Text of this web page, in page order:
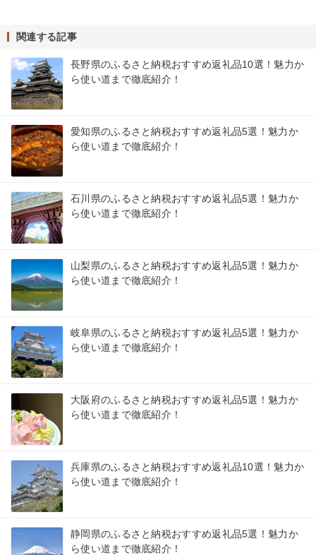
関連する記事
長野県のふるさと納税おすすめ返礼品10選！魅力か
ら使い道まで徹底紹介！
愛知県のふるさと納税おすすめ返礼品5選！魅力か
ら使い道まで徹底紹介！
石川県のふるさと納税おすすめ返礼品5選！魅力か
ら使い道まで徹底紹介！
山梨県のふるさと納税おすすめ返礼品5選！魅力か
ら使い道まで徹底紹介！
岐阜県のふるさと納税おすすめ返礼品5選！魅力か
ら使い道まで徹底紹介！
大阪府のふるさと納税おすすめ返礼品5選！魅力か
ら使い道まで徹底紹介！
兵庫県のふるさと納税おすすめ返礼品10選！魅力か
ら使い道まで徹底紹介！
静岡県のふるさと納税おすすめ返礼品5選！魅力か
ら使い道まで徹底紹介！